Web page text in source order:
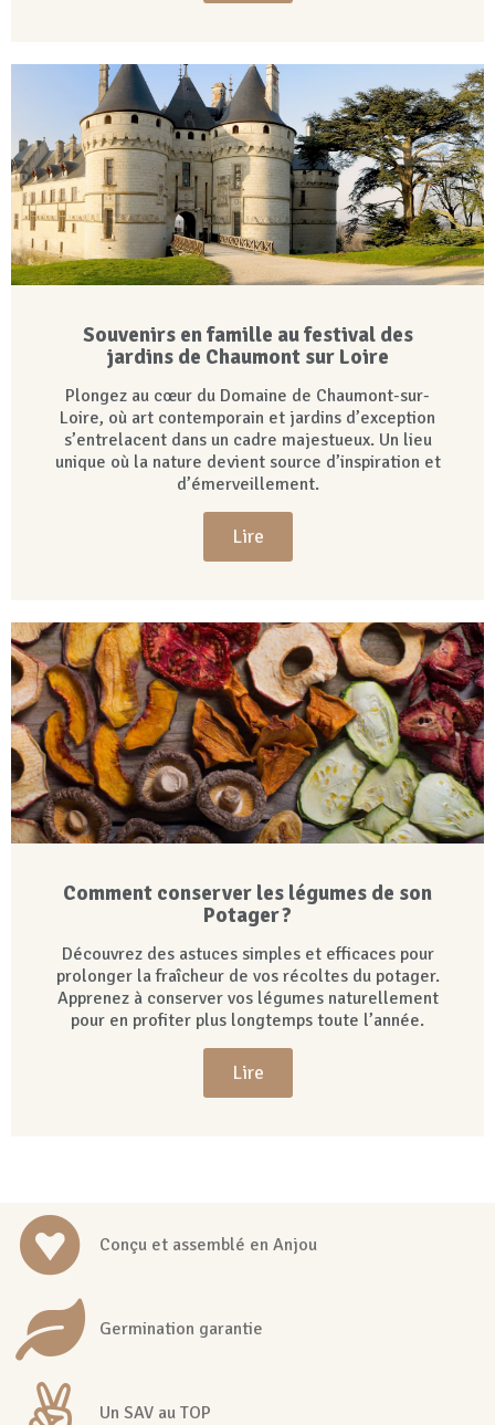
Souvenirs en famille au festival des
jardins de Chaumont sur Loire
Plongez au cœur du Domaine de Chaumont-sur-
Loire, où art contemporain et jardins d’exception
s’entrelacent dans un cadre majestueux. Un lieu
unique où la nature devient source d’inspiration et
d’émerveillement.
Lire
Comment conserver les légumes de son
Potager ?
Découvrez des astuces simples et efficaces pour
prolonger la fraîcheur de vos récoltes du potager.
Apprenez à conserver vos légumes naturellement
pour en profiter plus longtemps toute l’année.
Lire
Conçu et assemblé en Anjou
Germination garantie
Un SAV au TOP